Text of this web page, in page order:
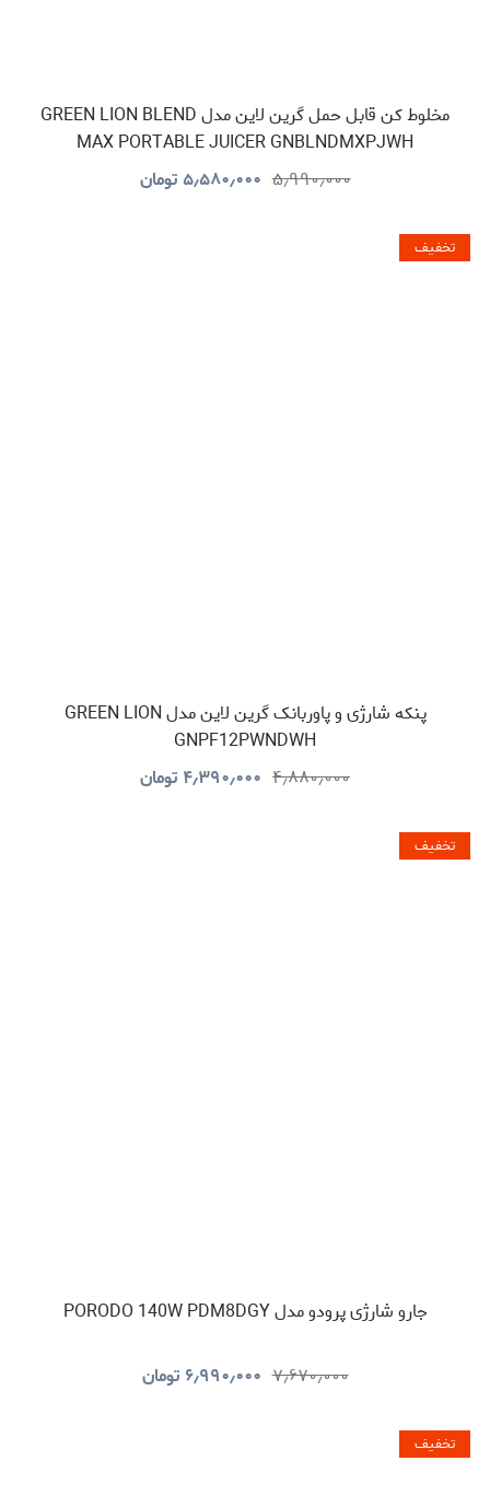
مخلوط کن قابل حمل گرین لاین مدل GREEN LION BLEND
MAX PORTABLE JUICER GNBLNDMXPJWH
۵٫۹۹۰٫۰۰۰ ۵٫۵۸۰٫۰۰۰تومان
تخفیف
پنکه شارژی و پاوربانک گرین لاین مدل GREEN LION
GNPF12PWNDWH
۴٫۸۸۰٫۰۰۰ ۴٫۳۹۰٫۰۰۰ تومان
تخفیف
جارو شارژی پرودو مدل PORODO 140W PDM8DGY
۷٫۶۷۰٫۰۰۰ ۶٫۹۹۰٫۰۰۰ تومان
تخفیف